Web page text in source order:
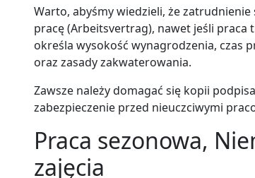
Warto, abyśmy wiedzieli, że
pracę (Arbeitsvertrag), nawet jeśli
określa wysokość wynagrodzenia, czas
oraz zasady zakwaterowania.
Zawsze należy domagać się kopii
zabezpieczenie przed nieuczciwymi
Praca sezonowa,
zajęcia